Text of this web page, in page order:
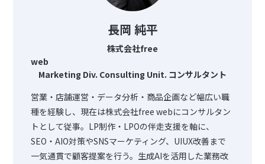
長岡 純平
株式会社free
web
Marketing Div. Consulting Unit. コンサルタント
営業・店舗運営・データ分析・商品企画など幅広い職
種を経験し、現在は株式会社free webにコンサルタン
トとして従事。LP制作・LPOの伴走支援を軸に、
SEO・AIO対策やSNSマーケティング、UIUX改善まで
一気通貫で顧客提案を行う。生成AIを活用した業務改